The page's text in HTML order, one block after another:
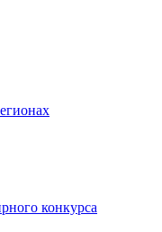
конкурса